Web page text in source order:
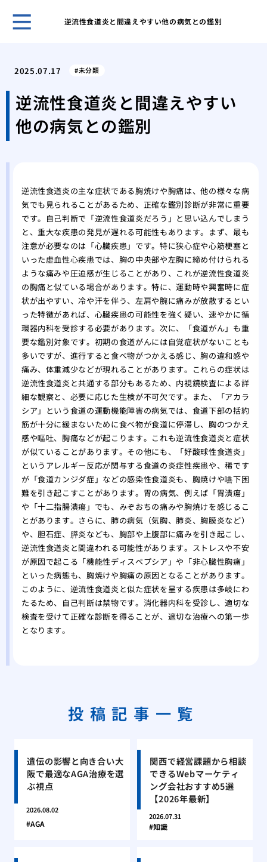
逆流性食道炎と間違えやすい他の病気との鑑別
姓
録
の
2025.07.17 未分類
逆流性食道炎と間違えやすい
他の病気との鑑別
逆流性食道炎の主な症状である胸焼けや胸痛は、他の様々な病
気でも見られることがあるため、正確な鑑別診断が非常に重要
です。自己判断で「逆流性食道炎だろう」と思い込んでしまう
と、重大な疾患の発見が遅れる可能性もあります。まず、最も
注意が必要なのは「心臓疾患」です。特に狭心症や心筋梗塞と
いった虚血性心疾患では、胸の中央部や左胸に締め付けられる
ような痛みや圧迫感が生じることがあり、これが逆流性食道炎
の胸痛と似ている場合があります。特に、運動時や興奮時に症
状が出やすい、冷や汗を伴う、左肩や腕に痛みが放散するとい
った特徴があれば、心臓疾患の可能性を強く疑い、速やかに循
環器内科を受診する必要があります。次に、「食道がん」も重
要な鑑別対象です。初期の食道がんには自覚症状がないことも
多いですが、進行すると食べ物がつかえる感じ、胸の違和感や
痛み、体重減少などが現れることがあります。これらの症状は
逆流性食道炎と共通する部分もあるため、内視鏡検査による詳
細な観察と、必要に応じた生検が不可欠です。また、「アカラ
シア」という食道の運動機能障害の病気では、食道下部の括約
筋が十分に緩まないために食べ物が食道に停滞し、胸のつかえ
感や嘔吐、胸痛などが起こります。これも逆流性食道炎と症状
が似ていることがあります。その他にも、「好酸球性食道炎」
というアレルギー反応が関与する食道の炎症性疾患や、稀です
が「食道カンジダ症」などの感染性食道炎も、胸焼けや嚥下困
難を引き起こすことがあります。胃の病気、例えば「胃潰瘍」
や「十二指腸潰瘍」でも、みぞおちの痛みや胸焼けを感じるこ
とがあります。さらに、肺の病気（気胸、肺炎、胸膜炎など）
や、胆石症、膵炎なども、胸部や上腹部に痛みを引き起こし、
逆流性食道炎と間違われる可能性があります。ストレスや不安
が原因で起こる「機能性ディスペプシア」や「非心臓性胸痛」
といった病態も、胸焼けや胸痛の原因となることがあります。
このように、逆流性食道炎と似た症状を呈する疾患は多岐にわ
たるため、自己判断は禁物です。消化器内科を受診し、適切な
検査を受けて正確な診断を得ることが、適切な治療への第一歩
となります。
投稿記事一覧
遺伝の影響と向き合い大
阪で最適なAGA治療を選
ぶ視点
2026.08.02
AGA
関西で経営課題から相談
できるWebマーケティ
ング会社おすすめ5選
【2026年最新】
2026.07.31
知識